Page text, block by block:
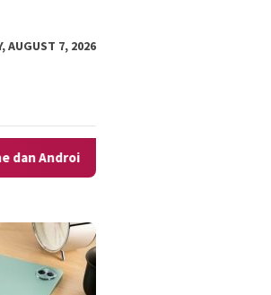
AUGUST 7, 2026
Mudah